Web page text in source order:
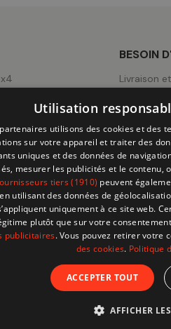
BESOIN
Livraison
CGV
Page
Politique
Utilisation
utilisons des cookies et des
sur votre appareil et traiter des
uniques et des données de
mesurer les publicités et le contenu,
tiers (1910) peuvent
utilisant des données de
uniquement à ce site web.
plutôt que sur votre
publicitaires. Vous pouvez retirer votre
des cookies. Politique
ACCEPTER TOUT
AFFICHER